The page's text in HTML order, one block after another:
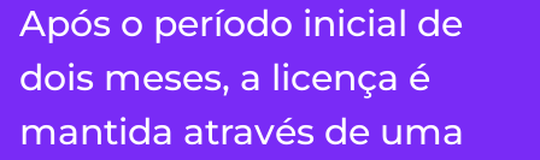
Após o período inicial de
dois meses, a licença é
mantida através de uma